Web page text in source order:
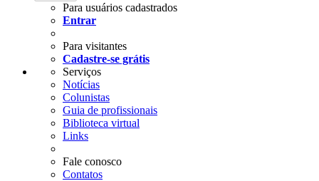
Para usuários cadastrados
Entrar
Para visitantes
Cadastre-se grátis
Serviços
Notícias
Colunistas
Guia de profissionais
Biblioteca virtual
Links
Fale conosco
Contatos